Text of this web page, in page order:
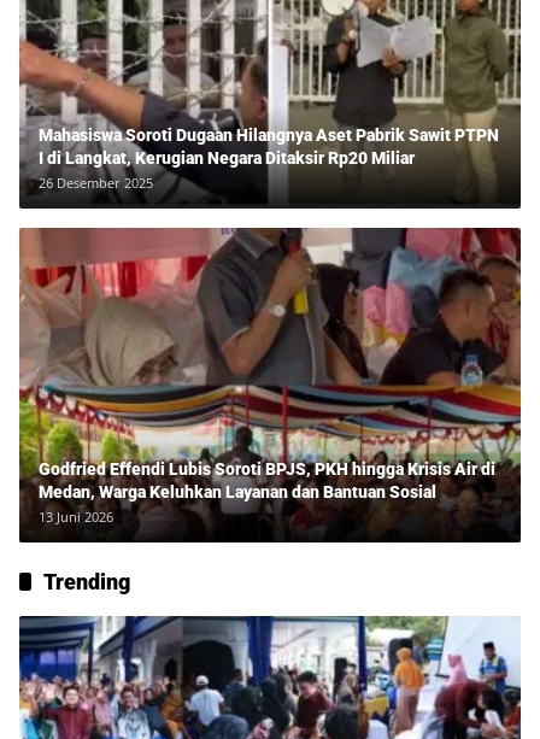
Mahasiswa Soroti Dugaan Hilangnya Aset Pabrik Sawit PTPN
I di Langkat, Kerugian Negara Ditaksir Rp20 Miliar
26 Desember 2025
Godfried Effendi Lubis Soroti BPJS, PKH hingga Krisis Air di
Medan, Warga Keluhkan Layanan dan Bantuan Sosial
13 Juni 2026
Trending